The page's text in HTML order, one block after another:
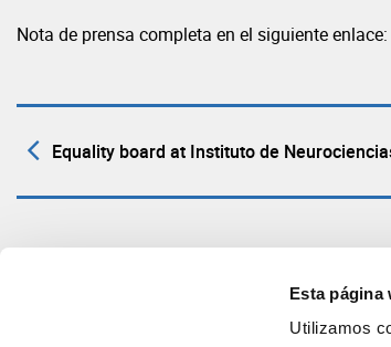
Esta página
Utilizamos
Nota de prensa completa en el siguiente enlace:
Equality board at Instituto de